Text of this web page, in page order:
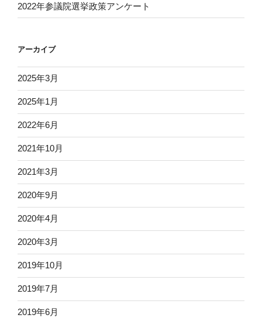
2022年参議院選挙政策アンケート
アーカイブ
2025年3月
2025年1月
2022年6月
2021年10月
2021年3月
2020年9月
2020年4月
2020年3月
2019年10月
2019年7月
2019年6月